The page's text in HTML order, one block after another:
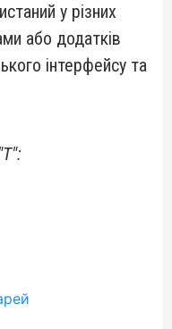
у різних
або додатків
інтерфейсу та